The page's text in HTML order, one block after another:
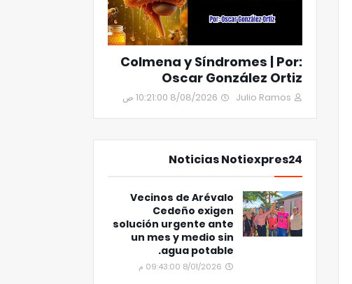
Colmena y Síndromes | Por:
Oscar González Ortiz
Julio Ramos 8/08/2026 10:21:00 ص
Noticias Notiexpres24
Vecinos de Arévalo
Cedeño exigen
solución urgente ante
un mes y medio sin
agua potable.
8/01/2026 09:43:00 م